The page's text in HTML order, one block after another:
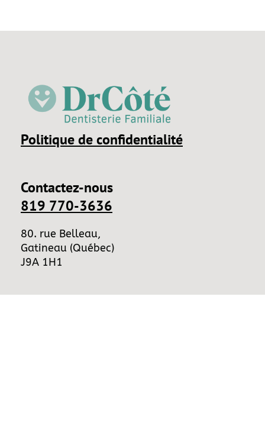
Politique de confidentialité
Contactez-nous
819 770-3636
80. rue Belleau,
Gatineau (Québec)
J9A 1H1